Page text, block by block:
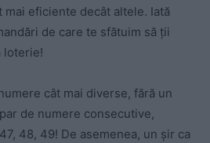
eficiente decât altele. Iată
de care te sfătuim să ții
loterie!
cât mai diverse, fără un
de numere consecutive,
48, 49! De asemenea, un șir ca